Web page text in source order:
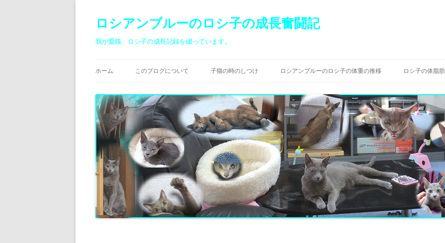
ロシアンブルーのロシ子の成長奮闘記
我が愛猫、ロシ子の成長記録を綴っています。
ン
へ
ス
キ
ッ
プ
ホーム このブログについて 子猫の時のしつけ ロシアンブルーのロシ子の体重の推移 ロシ子の体脂